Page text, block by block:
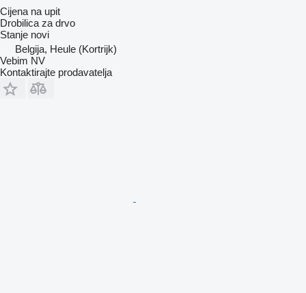
Cijena na upit
Drobilica za drvo
Stanje novi
Belgija, Heule (Kortrijk)
Vebim NV
Kontaktirajte prodavatelja